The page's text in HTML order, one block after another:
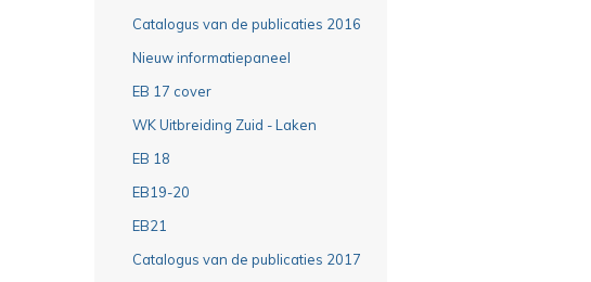
Catalogus van de publicaties 2016
Nieuw informatiepaneel
EB 17 cover
WK Uitbreiding Zuid - Laken
EB 18
EB19-20
EB21
Catalogus van de publicaties 2017